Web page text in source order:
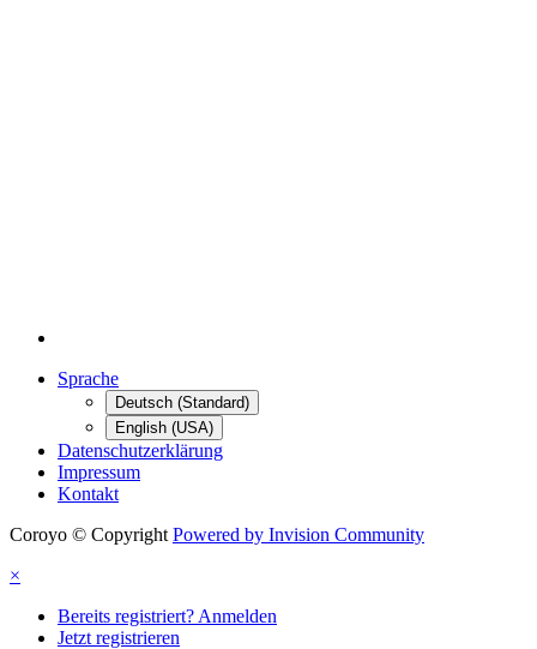
Sprache
Deutsch (Standard)
English (USA)
Datenschutzerklärung
Impressum
Kontakt
Coroyo © Copyright Powered by Invision Community
×
Bereits registriert? Anmelden
Jetzt registrieren